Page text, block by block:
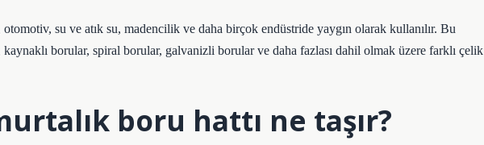
su ve atık su, madencilik ve daha birçok endüstride yaygın olarak kullanılır. Bu
borular, spiral borular, galvanizli borular ve daha fazlası dahil olmak üzere farklı çelik
boru hattı ne taşır?